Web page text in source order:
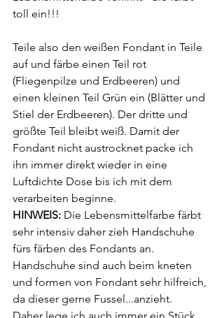
toll ein!!!
Teile also den weißen Fondant in Teile
auf und färbe einen Teil rot
(Fliegenpilze und Erdbeeren) und
einen kleinen Teil Grün ein (Blätter und
Stiel der Erdbeeren). Der dritte und
größte Teil bleibt weiß. Damit der
Fondant nicht austrocknet packe ich
ihn immer direkt wieder in eine
Luftdichte Dose bis ich mit dem
verarbeiten beginne.
HINWEIS: Die Lebensmittelfarbe färbt
sehr intensiv daher zieh Handschuhe
fürs färben des Fondants an.
Handschuhe sind auch beim kneten
und formen von Fondant sehr hilfreich,
da dieser gerne Fussel...anzieht.
Daher lege ich auch immer ein Stück